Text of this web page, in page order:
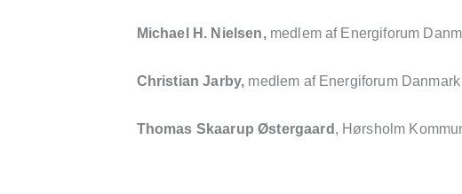
Michael H. Nielsen, medlem af Energiforum
Christian Jarby, medlem af Energiforum Danmark
Thomas Skaarup Østergaard , Hørsholm